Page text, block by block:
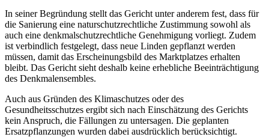
In seiner Begründung stellt das Gericht unter anderem fest, dass für
die Sanierung eine naturschutzrechtliche Zustimmung sowohl als
auch eine denkmalschutzrechtliche Genehmigung vorliegt. Zudem
ist verbindlich festgelegt, dass neue Linden gepflanzt werden
müssen, damit das Erscheinungsbild des Marktplatzes erhalten
bleibt. Das Gericht sieht deshalb keine erhebliche Beeinträchtigung
des Denkmalensembles.
Auch aus Gründen des Klimaschutzes oder des
Gesundheitsschutzes ergibt sich nach Einschätzung des Gerichts
kein Anspruch, die Fällungen zu untersagen. Die geplanten
Ersatzpflanzungen wurden dabei ausdrücklich berücksichtigt.